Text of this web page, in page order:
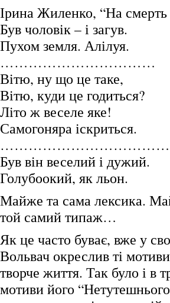
Ірина Жиленко, “На
Був чоловік – і загув.
Пухом земля. Алілуя.
……………………………
Вітю, ну що це таке,
Вітю, куди це годиться?
Літо ж веселе яке!
Самогоняра іскриться.
………………………………
Був він веселий і дужий.
Голубоокий, як льон.
Майже та сама лексика.
той самий типаж…
Як це часто буває, вже у
Вольвач окреслив ті
творче життя. Так було і в
мотиви його